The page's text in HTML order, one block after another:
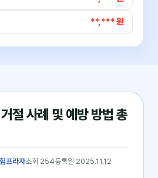
**,*** 원
절 사례 및 예방 방법 총
프라자조회 254등록일 2025.11.12